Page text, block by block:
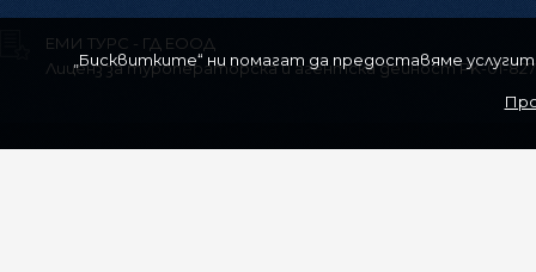
ЕМИ ТУРС - ГД ЕООД
Лиценз за туроператорска и агентска дейност РK-01-
„Бисквитките“ ни помагат да предоставяме